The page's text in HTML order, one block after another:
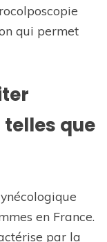
qui permet
que
en France.
par la